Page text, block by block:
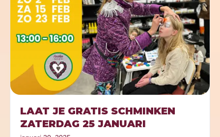
LAAT JE GRATIS SCHMINKEN
ZATERDAG 25 JANUARI